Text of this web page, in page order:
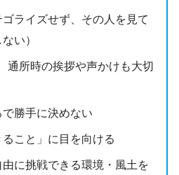
ライズせず、その人を見て
い）
通所時の挨拶や声かけも大切
勝手に決めない
こと」に目を向ける
に挑戦できる環境・風土を